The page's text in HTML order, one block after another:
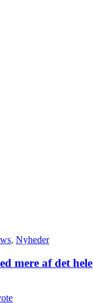
, Nyheder
mere af det hele